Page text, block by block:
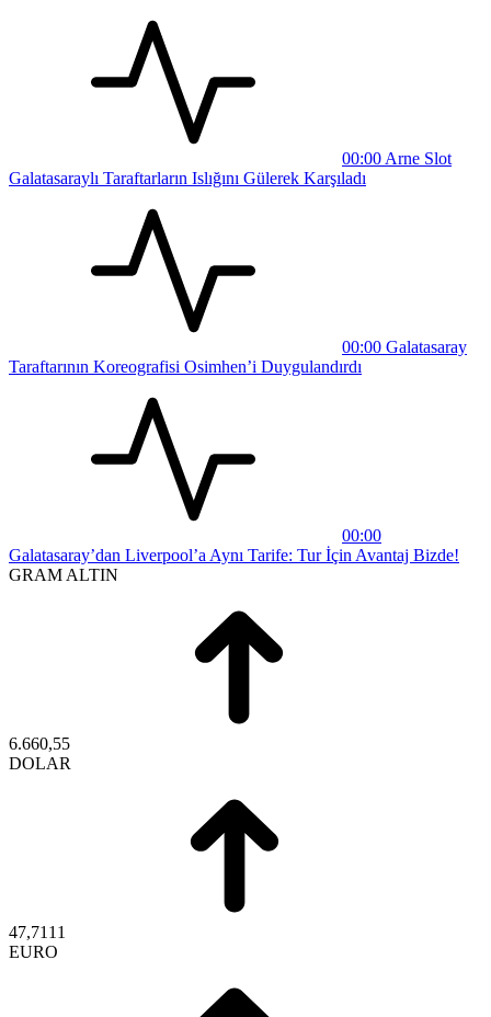
00:00 Arne Slot
Galatasaraylı Taraftarların Islığını Gülerek Karşıladı
00:00 Galatasaray
Taraftarının Koreografisi Osimhen’i Duygulandırdı
00:00
Galatasaray’dan Liverpool’a Aynı Tarife: Tur İçin Avantaj Bizde!
GRAM ALTIN
6.660,55
DOLAR
47,7111
EURO